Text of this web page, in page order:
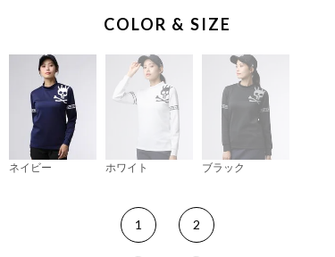
COLOR & SIZE
ネイビー ホワイト ブラック
1 2